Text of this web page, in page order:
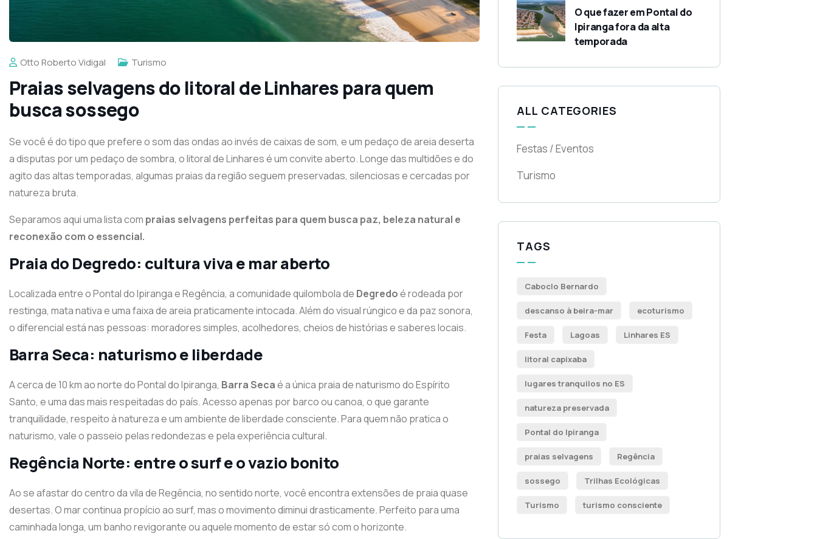
Otto Roberto Vidigal Turismo
Praias selvagens do litoral de Linhares para quem
busca sossego
Se você é do tipo que prefere o som das ondas ao invés de caixas de som, e um pedaço de areia deserta
a disputas por um pedaço de sombra, o litoral de Linhares é um convite aberto. Longe das multidões e do
agito das altas temporadas, algumas praias da região seguem preservadas, silenciosas e cercadas por
natureza bruta.
Separamos aqui uma lista com praias selvagens perfeitas para quem busca paz, beleza natural e
reconexão com o essencial.
Praia do Degredo: cultura viva e mar aberto
Localizada entre o Pontal do Ipiranga e Regência, a comunidade quilombola de Degredoé rodeada por
restinga, mata nativa e uma faixa de areia praticamente intocada. Além do visual rúngico e da paz sonora,
o diferencial está nas pessoas: moradores simples, acolhedores, cheios de histórias e saberes locais.
Barra Seca: naturismo e liberdade
A cerca de 10 km ao norte do Pontal do Ipiranga, Barra Secaé a única praia de naturismo do Espírito
Santo, e uma das mais respeitadas do país. Acesso apenas por barco ou canoa, o que garante
tranquilidade, respeito à natureza e um ambiente de liberdade consciente. Para quem não pratica o
naturismo, vale o passeio pelas redondezas e pela experiência cultural.
Regência Norte: entre o surf e o vazio bonito
Ao se afastar do centro da vila de Regência, no sentido norte, você encontra extensões de praia quase
desertas. O mar continua propício ao surf, mas o movimento diminui drasticamente. Perfeito para uma
caminhada longa, um banho revigorante ou aquele momento de estar só com o horizonte.
O que fazer em Pontal do
Ipiranga fora da alta
temporada
ALL CATEGORIES
Festas / Eventos
Turismo
TAGS
Caboclo Bernardo
descanso à beira-mar ecoturismo
Festa Lagoas Linhares ES
litoral capixaba
lugares tranquilos no ES
natureza preservada
Pontal do Ipiranga
praias selvagens Regência
sossego Trilhas Ecológicas
Turismo turismo consciente